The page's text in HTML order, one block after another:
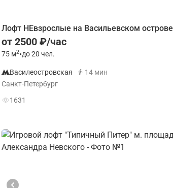
Лофт НЕвзрослые на Васильевском острове
от 2500 ₽/час
75 м2•до 20 чел.
Василеостровская
14 мин
Санкт-Петербург
1631